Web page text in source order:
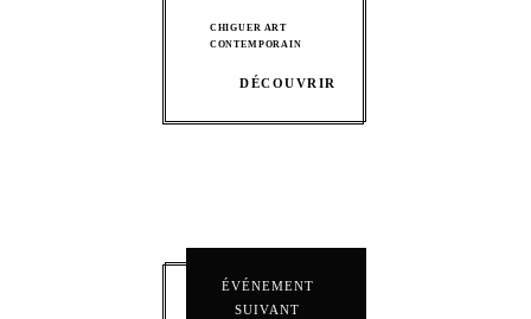
CHIGUER ART
CONTEMPORAIN
DÉCOUVRIR
ÉVÉNEMENT
SUIVANT